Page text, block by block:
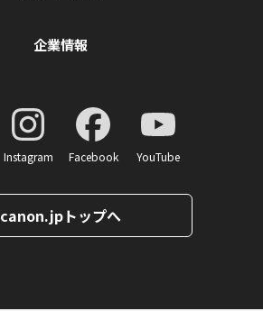
企業情報
Instagram Facebook YouTube
canon.jpトップへ